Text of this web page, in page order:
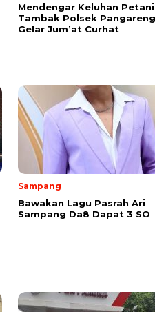
Mendengar Keluhan Petani
Tambak Polsek
Gelar Jum’at Curhat
Sampang
Bawakan Lagu Pasrah Ari
Sampang Da8 Dapat 3 SO